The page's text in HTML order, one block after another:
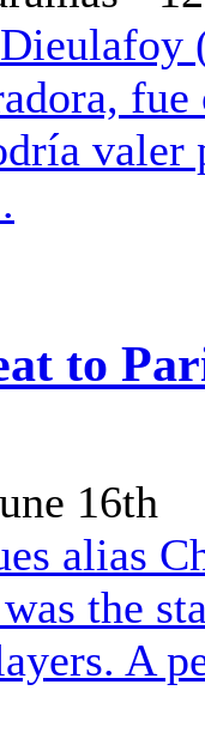
fue
valer
to
16th
alias
the
A